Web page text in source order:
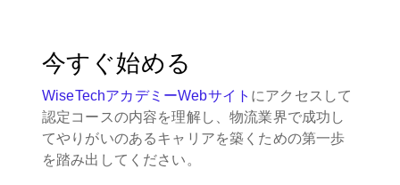
今すぐ始める
WiseTechアカデミーWebサイト にアクセスして
認定コースの内容を理解し、物流業界で成功し
てやりがいのあるキャリアを築くための第一歩
を踏み出してください。